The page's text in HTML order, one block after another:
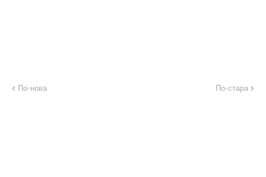
По-нова По-стара